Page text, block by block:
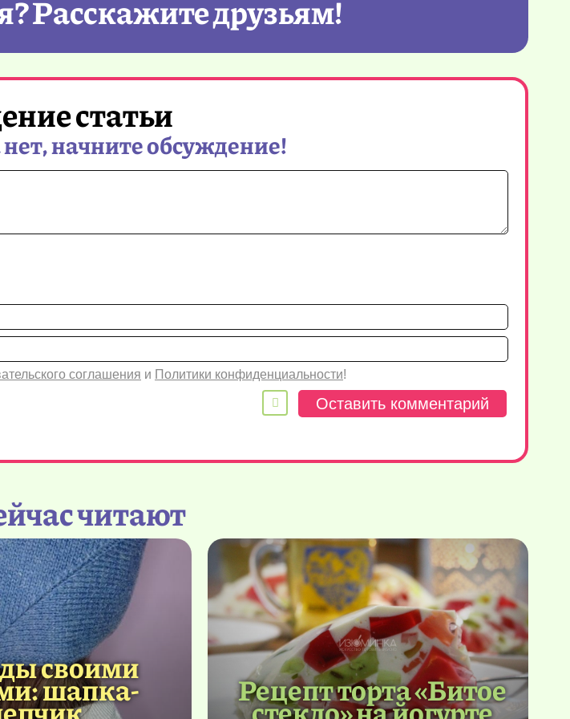
Расскажите друзьям!
статьи
начните обсуждение!
Имя*
Email
соглашения и Политики конфиденциальности!
читают
своими
шапка- Рецепт торта «Битое